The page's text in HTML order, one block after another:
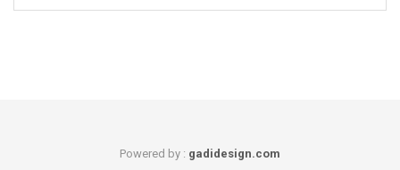
Powered by : gadidesign.com